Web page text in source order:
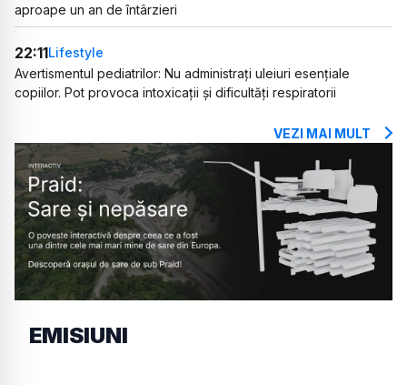
aproape un an de întârzieri
22:11Lifestyle
Avertismentul pediatrilor: Nu administrați uleiuri esențiale
copiilor. Pot provoca intoxicații și dificultăți respiratorii
VEZI MAI MULT
EMISIUNI